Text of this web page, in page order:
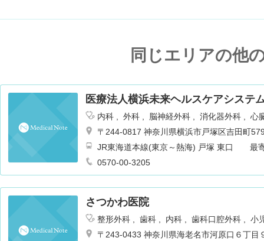
同じエリアの他
医療法人横浜未来ヘルスケアシステ
内科 外科 脳神経外科 消化器外科
心
皮膚科
泌尿器科 耳鼻咽喉科
リハビ
麻酔科
乳腺外科 循環器内科
〒244-0817 神奈川県横浜市戸塚区吉田町
JR東海道本線(東京～熱海) 戸塚 東口 最
送迎バスも運行あり 徒歩7分
0570-00-3205
さつかわ医院
整形外科 歯科 内科 歯科口腔外科
小
〒243-0433 神奈川県海老名市河原口６丁目